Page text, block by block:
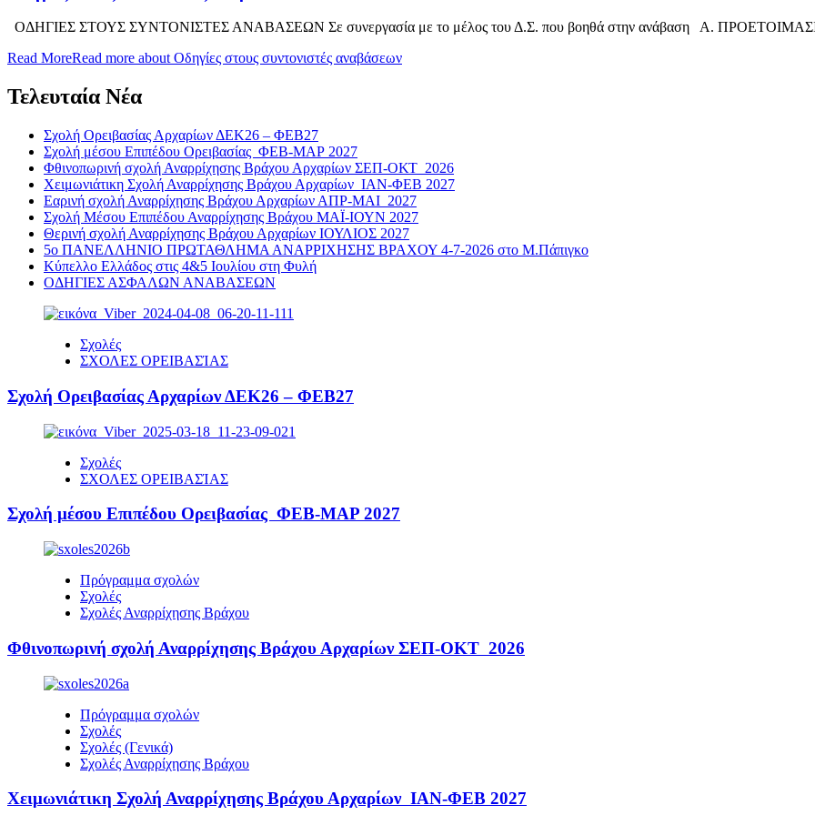
ΟΔΗΓΙΕΣ ΣΤΟΥΣ ΣΥΝΤΟΝΙΣΤΕΣ ΑΝΑΒΑΣΕΩΝ Σε συνεργασία με το μέλος του Δ.Σ. που βοηθά στην ανάβαση Α.
Read MoreRead more about Οδηγίες στους συντονιστές αναβάσεων
Τελευταία Νέα
Σχολή Ορειβασίας Αρχαρίων ΔΕΚ26 – ΦΕΒ27
Σχολή μέσου Επιπέδου Ορειβασίας ΦΕΒ-ΜΑΡ 2027
Φθινοπωρινή σχολή Αναρρίχησης Βράχου Αρχαρίων ΣΕΠ-ΟΚΤ 2026
Χειμωνιάτικη Σχολή Αναρρίχησης Βράχου Αρχαρίων ΙΑΝ-ΦΕΒ 2027
Εαρινή σχολή Αναρρίχησης Βράχου Αρχαρίων ΑΠΡ-ΜΑΙ 2027
Σχολή Μέσου Επιπέδου Αναρρίχησης Βράχου ΜΑΪ-ΙΟΥΝ 2027
Θερινή σχολή Αναρρίχησης Βράχου Αρχαρίων ΙΟΥΛΙΟΣ 2027
5ο ΠΑΝΕΛΛΗΝΙΟ ΠΡΩΤΑΘΛΗΜΑ ΑΝΑΡΡΙΧΗΣΗΣ ΒΡΑΧΟΥ 4-7-2026 στο Μ.Πάπιγκο
Κύπελλο Ελλάδος στις 4&5 Ιουλίου στη Φυλή
ΟΔΗΓΙΕΣ ΑΣΦΑΛΩΝ ΑΝΑΒΑΣΕΩΝ
Σχολές
ΣΧΟΛΕΣ ΟΡΕΙΒΑΣΊΑΣ
Σχολή Ορειβασίας Αρχαρίων ΔΕΚ26 – ΦΕΒ27
Σχολές
ΣΧΟΛΕΣ ΟΡΕΙΒΑΣΊΑΣ
Σχολή μέσου Επιπέδου Ορειβασίας ΦΕΒ-ΜΑΡ 2027
Πρόγραμμα σχολών
Σχολές
Σχολές Αναρρίχησης Βράχου
Φθινοπωρινή σχολή Αναρρίχησης Βράχου Αρχαρίων ΣΕΠ-ΟΚΤ 2026
Πρόγραμμα σχολών
Σχολές
Σχολές (Γενικά)
Σχολές Αναρρίχησης Βράχου
Χειμωνιάτικη Σχολή Αναρρίχησης Βράχου Αρχαρίων ΙΑΝ-ΦΕΒ 2027